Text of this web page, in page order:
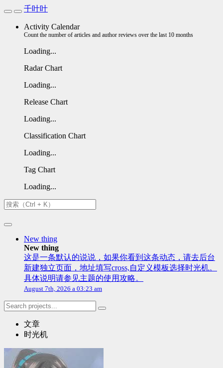
千叶叶
Activity Calendar
Count the number of articles and author reviews over the last 10 months
Loading...
Radar Chart
Loading...
Release Chart
Loading...
Classification Chart
Loading...
Tag Chart
Loading...
New thing
New thing
这是一条默认的说说，如果你看到这条动态，请去后台
新建独立页面，地址填写cross,自定义模板选择时光机。
具体说明请参见主题的使用攻略。
August 7th, 2026 a 03:23 am
文章
时光机